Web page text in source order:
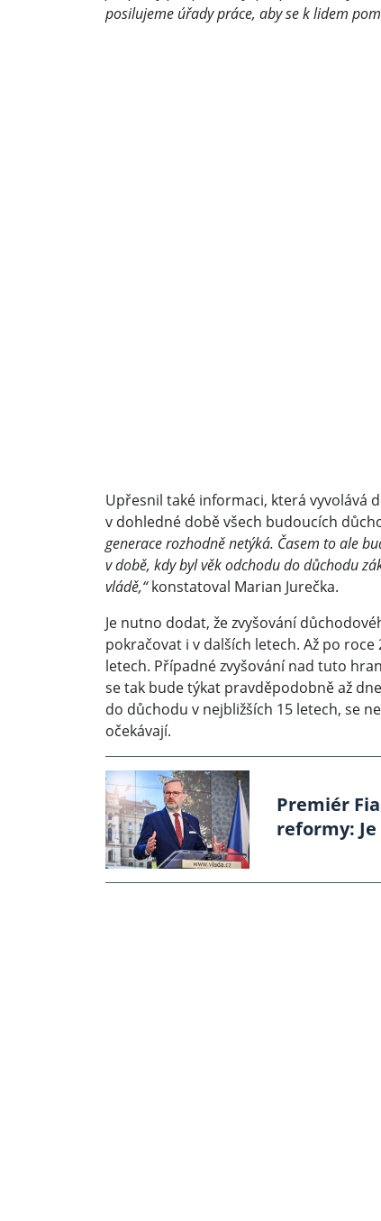
posilujeme úřady práce, aby se k lidem
Upřesnil také informaci, která vyvolává
v dohledné době všech budoucích
generace rozhodně netýká. Časem to ale
v době, kdy byl věk odchodu do důchodu
vládě,“konstatoval Marian Jurečka.
Je nutno dodat, že zvyšování
pokračovat i v dalších letech. Až po
letech. Případné zvyšování nad tuto
se tak bude týkat pravděpodobně až
do důchodu v nejbližších 15 letech, se
očekávají.
Premiér
reformy: